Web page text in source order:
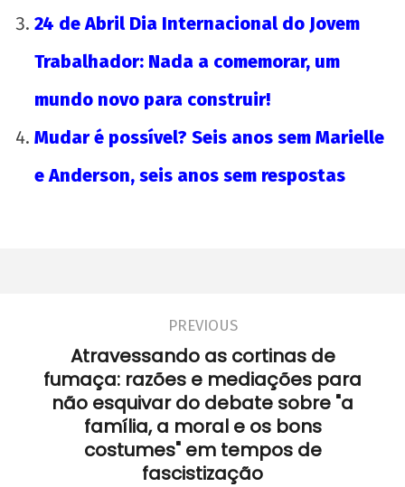
24 de Abril Dia Internacional do Jovem
Trabalhador: Nada a comemorar, um
mundo novo para construir!
Mudar é possível? Seis anos sem Marielle
e Anderson, seis anos sem respostas
PREVIOUS
Atravessando as cortinas de
fumaça: razões e mediações para
não esquivar do debate sobre "a
família, a moral e os bons
costumes" em tempos de
fascistização